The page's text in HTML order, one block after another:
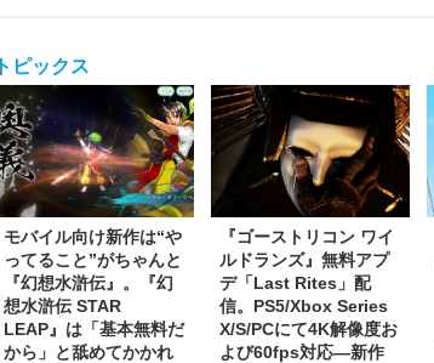
トピックス
モバイル向け新作は“や
ってること”がちゃんと
『幻想水滸伝』。『幻
想水滸伝 STAR
LEAP』は「基本無料だ
から」と舐めてかかれ
『ゴーストリコン ワイ
ルドランズ』無料アプ
デ「Last Rites」配
信。PS5/Xbox Series
X/S/PCにて4K解像度お
よび60fps対応―新作